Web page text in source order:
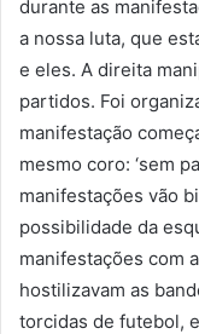
durante as
a nossa luta, que
e eles. A direita
partidos. Foi
manifestação
mesmo coro: ‘sem
manifestações vão
possibilidade da
manifestações com
hostilizavam as
torcidas de futebol,